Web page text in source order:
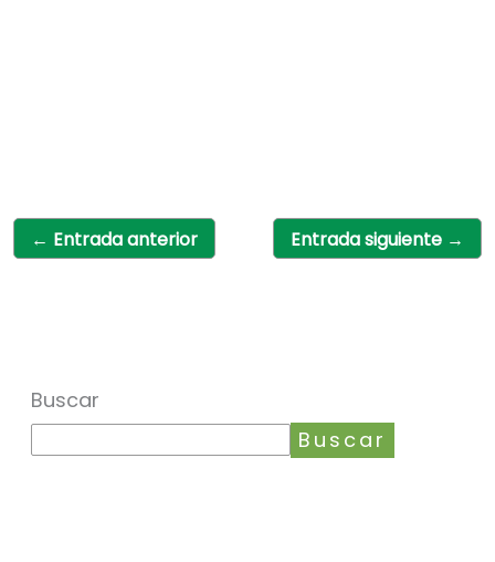
← Entrada anterior Entrada siguiente →
Buscar
Buscar